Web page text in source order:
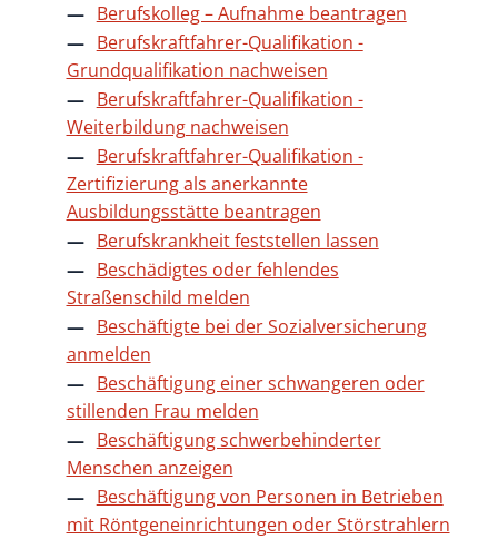
Berufskolleg – Aufnahme beantragen
Berufskraftfahrer-Qualifikation -
Grundqualifikation nachweisen
Berufskraftfahrer-Qualifikation -
Weiterbildung nachweisen
Berufskraftfahrer-Qualifikation -
Zertifizierung als anerkannte
Ausbildungsstätte beantragen
Berufskrankheit feststellen lassen
Beschädigtes oder fehlendes
Straßenschild melden
Beschäftigte bei der Sozialversicherung
anmelden
Beschäftigung einer schwangeren oder
stillenden Frau melden
Beschäftigung schwerbehinderter
Menschen anzeigen
Beschäftigung von Personen in Betrieben
mit Röntgeneinrichtungen oder Störstrahlern